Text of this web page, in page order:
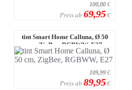
100,00 €
Preis ab 69,95 €
tint Smart Home Calluna, Ø 50
cm, ZigBee, RGBWW, E27
109,99 €
Preis ab 89,95 €